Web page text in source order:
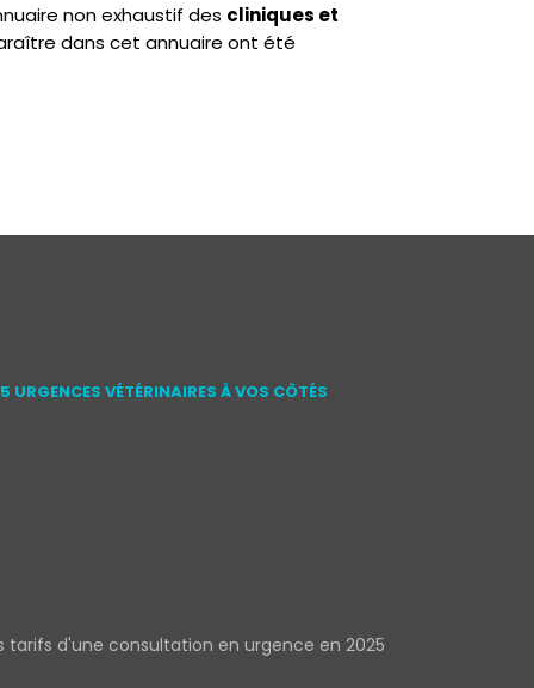
non exhaustif des cliniques et
dans cet annuaire ont été
URGENCES VÉTÉRINAIRES À VOS CÔTÉS
tarifs d'une consultation en urgence en 2025